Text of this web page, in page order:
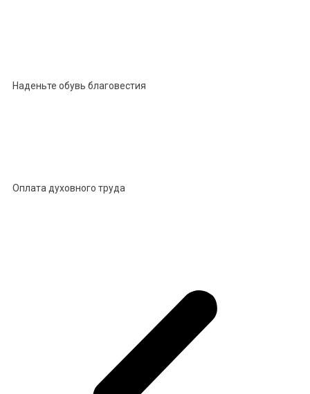
Наденьте обувь благовестия
Оплата духовного труда